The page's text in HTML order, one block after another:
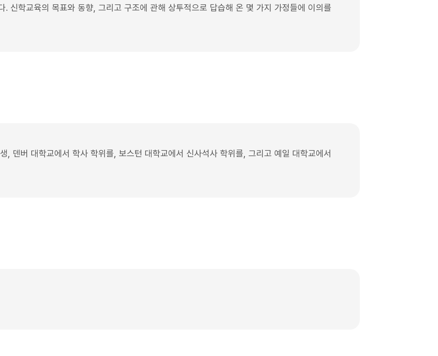
. 신학교육의 목표와 동향, 그리고 구조에 관해 상투적으로 답습해 온 몇 가지 가정들에 이의를
, 덴버 대학교에서 학사 학위를, 보스턴 대학교에서 신사석사 학위를, 그리고 예일 대학교에서